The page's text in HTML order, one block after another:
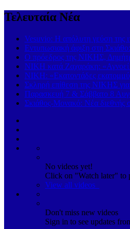
Τελευταία Νέα
Vesuvio: Η απόλυτη γεύση της
Εντυπωσιακή άφιξη στη
Ο πρόεδρος της ΝΙΚΗΣ,
ΝΙΚΗ κατά Ζαχαράκη: «Αγνοεί
ΝΙΚΗ: «Εκατοντάδες
Σκληρή επίθεση της ΝΙΚΗΣ για
Παρασκευή 7 & Σάββατο 8
Σκιάθος-Μονακό: Νέα διεθνής
No videos yet!
Click on "Watch later" to
View all videos
Don't miss new videos
Sign in to see updates